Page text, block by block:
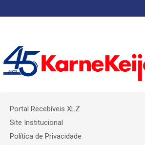
Portal Recebíveis XLZ
Site Institucional
Política de Privacidade